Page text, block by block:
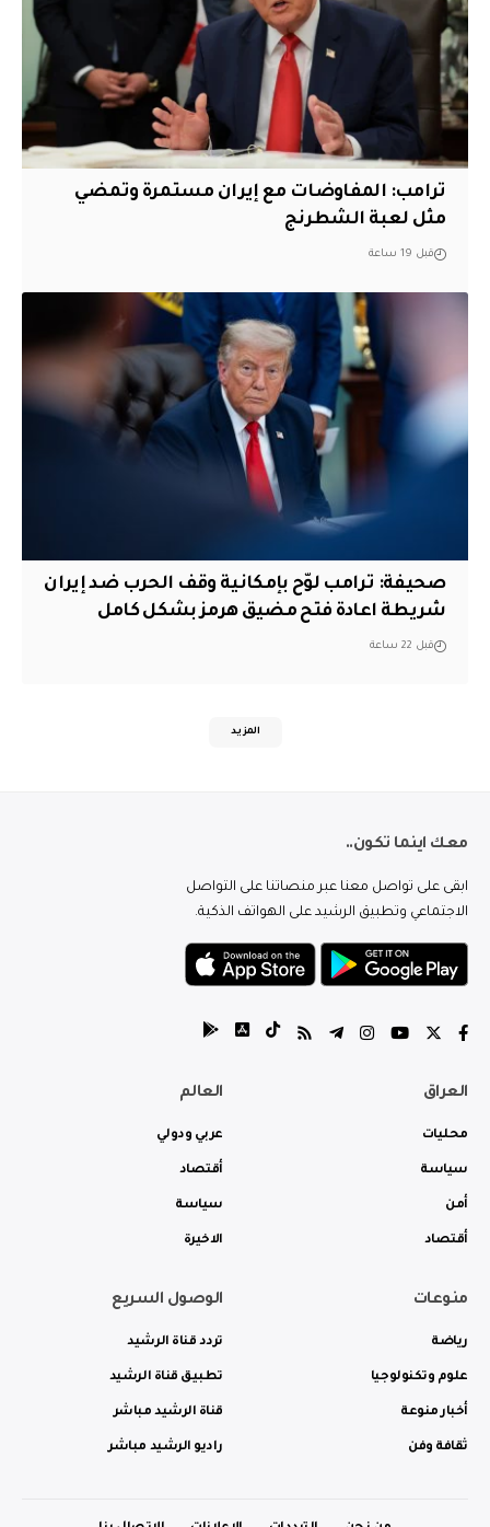
‏ترامب: المفاوضات مع إيران مستمرة وتمضي
مثل لعبة الشطرنج
قبل 19 ساعة
صحيفة: ترامب لوّح بإمكانية وقف الحرب ضد إيران
شريطة اعادة فتح مضيق هرمز بشكل كامل
قبل 22 ساعة
المزيد
معك اينما تكون..
ابقى على تواصل معنا عبر منصاتنا على التواصل
الاجتماعي وتطبيق الرشيد على الهواتف الذكية.
العراق
محليات
سياسة
أمن
أقتصاد
العالم
عربي ودولي
أقتصاد
سياسة
الاخيرة
منوعات
رياضة
علوم وتكنولوجيا
أخبار منوعة
ثقافة وفن
الوصول السريع
تردد قناة الرشيد
تطبيق قناة الرشيد
قناة الرشيد مباشر
راديو الرشيد مباشر